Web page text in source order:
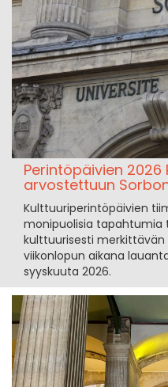
Perintöpäivien
arvostettuun
Kulttuuriperintöpäivien
monipuolisia tapahtumia
kulttuurisesti
viikonlopun aikana
syyskuuta 2026.